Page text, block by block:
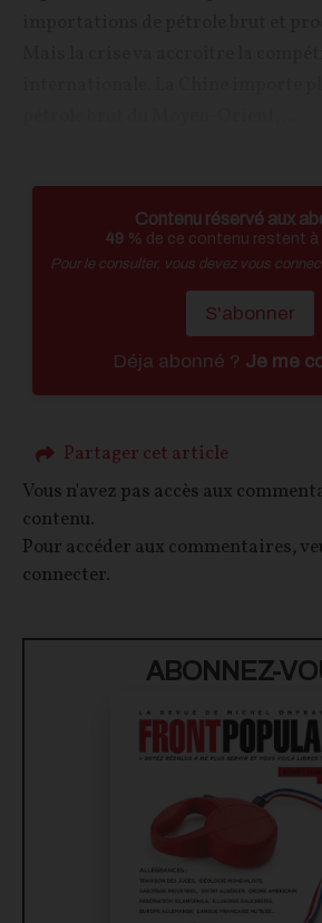
Contenu réservé aux
49 % de ce contenu restent à
Pour le consulter, vous devez vous
S'abonner
Déja abonné ? Je me
Partager cet article
Vous n'avez pas accès aux
contenu.
Pour accéder aux commentaires,
connecter.
ABONNEZ-